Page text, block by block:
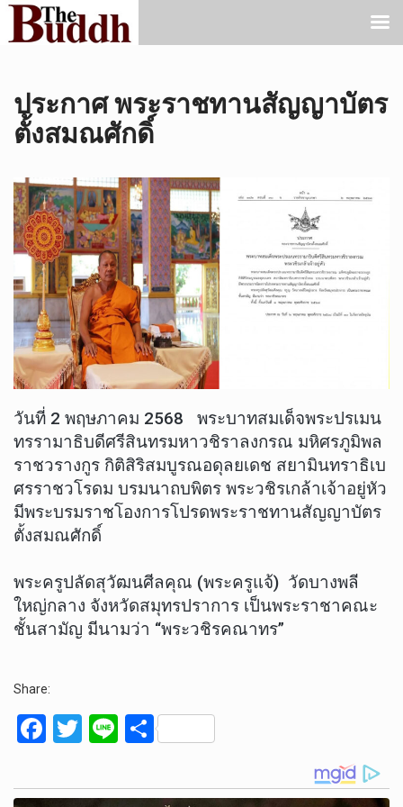
ประกาศ พระราชทานสัญญาบัตร
ตั้งสมณศักดิ์
วันที่ 2 พฤษภาคม 2568 พระบาทสมเด็จพระปรเมน
ทรรามาธิบดีศรีสินทรมหาวชิราลงกรณ มหิศรภูมิพล
ราชวรางกูร กิติสิริสมบูรณอดุลยเดช สยามินทราธิเบ
ศรราชวโรดม บรมนาถบพิตร พระวชิรเกล้าเจ้าอยู่หัว
มีพระบรมราชโองการโปรดพระราชทานสัญญาบัตร
ตั้งสมณศักดิ์
พระครูปลัดสุวัฒนศีลคุณ (พระครูแจ้) วัดบางพลี
ใหญ่กลาง จังหวัดสมุทรปราการ เป็นพระราชาคณะ
ชั้นสามัญ มีนามว่า “พระวชิรคณาทร”
Share:
F
ce
T
tt
Li
e
S
ar